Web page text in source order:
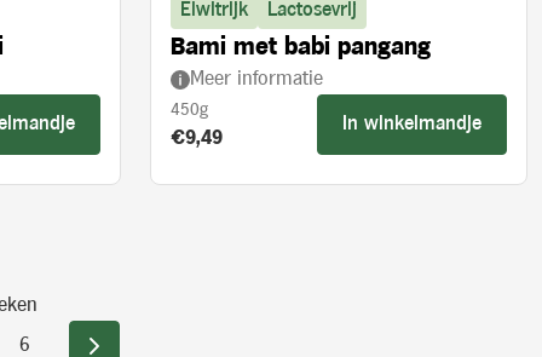
Eiwitrijk Lactosevrij
Bami met babi pangang
Meer informatie
450g
Product prijs:
€9,49
In winkelmandje
6